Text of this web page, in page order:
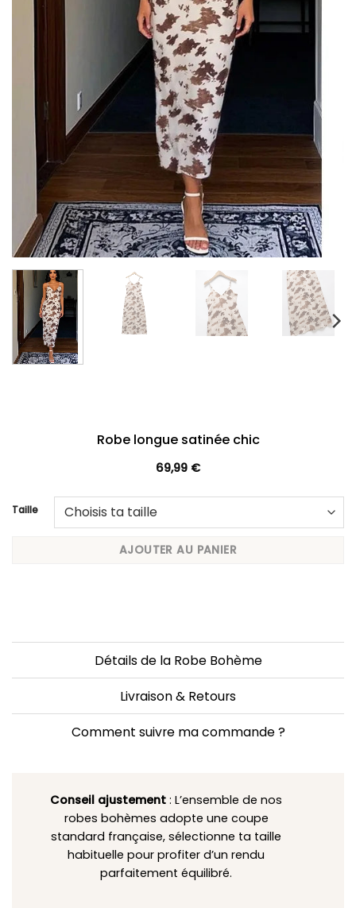
Robe longue satinée chic
69,99 €
Taille
AJOUTER AU PANIER
Détails de la Robe Bohème
Livraison & Retours
Comment suivre ma commande ?
Conseil ajustement : L’ensemble de nos
robes bohèmes adopte une coupe
standard française, sélectionne ta taille
habituelle pour profiter d’un rendu
parfaitement équilibré.